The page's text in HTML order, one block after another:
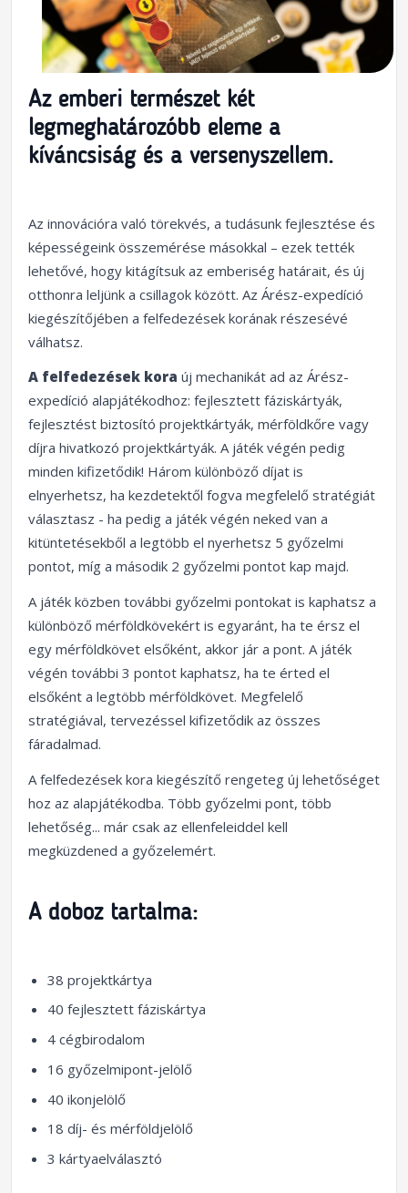
Az emberi természet két
legmeghatározóbb eleme a
kíváncsiság és a versenyszellem.
Az innovációra való törekvés, a tudásunk fejlesztése és
képességeink összemérése másokkal – ezek tették
lehetővé, hogy kitágítsuk az emberiség határait, és új
otthonra leljünk a csillagok között. Az Árész-expedíció
kiegészítőjében a felfedezések korának részesévé
válhatsz.
A felfedezések kora új mechanikát ad az Árész-
expedíció alapjátékodhoz: fejlesztett fáziskártyák,
fejlesztést biztosító projektkártyák, mérföldkőre vagy
díjra hivatkozó projektkártyák. A játék végén pedig
minden kifizetődik! Három különböző díjat is
elnyerhetsz, ha kezdetektől fogva megfelelő stratégiát
választasz - ha pedig a játék végén neked van a
kitüntetésekből a legtöbb el nyerhetsz 5 győzelmi
pontot, míg a második 2 győzelmi pontot kap majd.
A játék közben további győzelmi pontokat is kaphatsz a
különböző mérföldkövekért is egyaránt, ha te érsz el
egy mérföldkövet elsőként, akkor jár a pont. A játék
végén további 3 pontot kaphatsz, ha te érted el
elsőként a legtöbb mérföldkövet. Megfelelő
stratégiával, tervezéssel kifizetődik az összes
fáradalmad.
A felfedezések kora kiegészítő rengeteg új lehetőséget
hoz az alapjátékodba. Több győzelmi pont, több
lehetőség... már csak az ellenfeleiddel kell
megküzdened a győzelemért.
A doboz tartalma:
38 projektkártya
40 fejlesztett fáziskártya
4 cégbirodalom
16 győzelmipont-jelölő
40 ikonjelölő
18 díj- és mérföldjelölő
3 kártyaelválasztó